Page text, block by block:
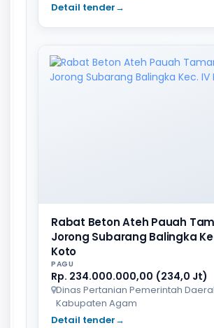
Detail tender→
Rabat Beton Ateh Pauah
Jorong Subarang Balingka
Koto
PAGU
Rp. 234.000.000,00 (234,0 Jt)
Dinas Pertanian Pemerintah
Kabupaten Agam
Detail tender→